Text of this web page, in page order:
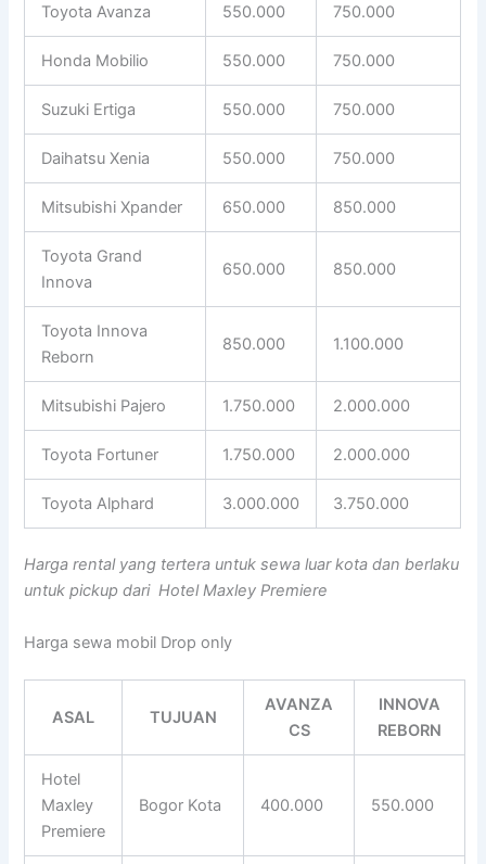
Toyota Avanza 550.000 750.000
Honda Mobilio 550.000 750.000
Suzuki Ertiga 550.000 750.000
Daihatsu Xenia 550.000 750.000
Mitsubishi Xpander 650.000 850.000
Toyota Grand
Innova
650.000 850.000
Toyota Innova
Reborn
850.000 1.100.000
Mitsubishi Pajero 1.750.000 2.000.000
Toyota Fortuner 1.750.000 2.000.000
Toyota Alphard 3.000.000 3.750.000
Harga rental yang tertera untuk sewa luar kota dan berlaku
untuk pickup dari Hotel Maxley Premiere
Harga sewa mobil Drop only
ASAL TUJUAN
AVANZA
CS
INNOVA
REBORN
Hotel
Maxley
Premiere
Bogor Kota 400.000 550.000